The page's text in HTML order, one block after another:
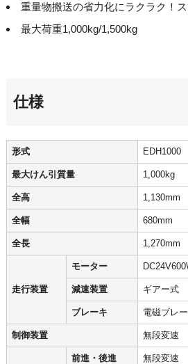
重量物搬送の省力化にラクラク！ス
最大荷重1,000kg/1,500kg
仕様
形式 EDH1000
最大けん引質量 1,000kg
全高 1,130mm
全幅 680mm
全長 1,270mm
走行装置
モーター
減速装置 ギアー式
ブレーキ 電磁ブレ
制御装置 無段変速
前進・後進 無段変速